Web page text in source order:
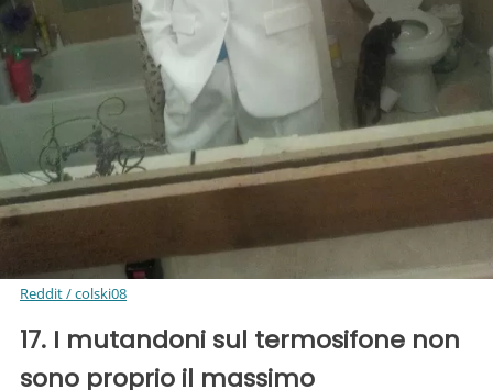
Reddit / colski08
17. I mutandoni sul termosifone non
sono proprio il massimo